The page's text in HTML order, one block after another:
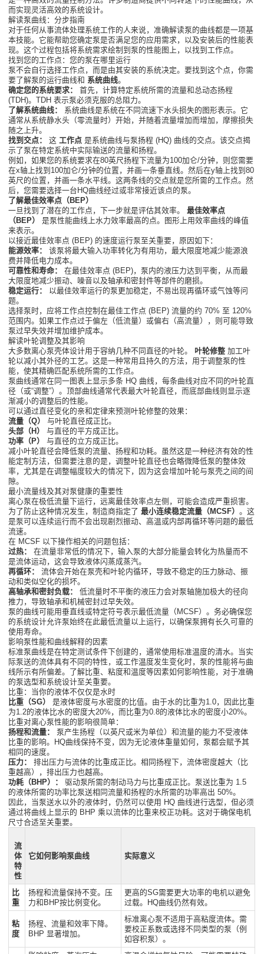
而实现灵活高效的系统设计。
解读泵曲线：分步指南
对于任何从事流体处理系统工作的人来说，准确解读泵的曲线都是一项基
本技能。它能帮助您确定泵是否满足您的应用需求，以及安装后的性能表
现。这个过程包括将系统需求绘制到泵的性能图上，以找到工作点。
找到您的工作点：您的泵在哪里运行
泵不会自行选择工作点，而是由其安装的系统决定。要找到这个点，你需
要了解泵的运行曲线和 系统曲线。
确定您的系统要求：
首先，计算特定系统所需的流量和总动态扬程
(TDH)。TDH 表示泵必须克服的总阻力。
了解系统曲线：
系统曲线是系统在不同流速下水头损失的图形表示。它
通常从系统静水头（零流量时）开始，并随着流量增加而增加，摩擦损失
随之上升。
找到交点：
这工作点 是系统曲线与泵扬程 (HQ) 曲线的交点。该交点揭
示了泵在特定系统中实际输送的流量和扬程。
例如，如果您的系统要求在80英尺扬程下流量为100加仑/分钟，则您需要
在x轴上找到100加仑/分钟的位置，并画一条垂直线。然后在y轴上找到80
英尺的位置，并画一条水平线。这两条线的交点就是您所需的工作点。然
后，您需要选择一台HQ曲线经过或非常接近该点的泵。
了解最佳效率点（BEP）
一旦找到了潜在的工作点，下一步就是评估其效率。最佳效率点
（BEP）
是泵性能曲线上水力效率最高的点。图形上用效率曲线的峰值
来表示。
以接近最佳效率点 (BEP) 的速度运行泵至关重要，原因如下：
能源效率：
该泵将最大输入功率转化为有用功，最大限度地减少能源浪
费并降低电力成本。
可靠性和寿命：
在最佳效率点 (BEP)，泵内的液压力达到平衡，从而最
大限度地减少振动、噪音以及轴承和密封件等部件的磨损。
稳定运行：
以最佳效率运行的泵更加稳定，不易出现再循环或气蚀等问
题。
选择泵时，应将工作点控制在最佳工作点 (BEP) 流量的约 70% 至 120%
范围内。如果工作点过于偏左（低流量）或偏右（高流量），则可能导致
泵过早失效并增加维护成本。
解读叶轮调整及其影响
大多数离心泵壳体设计用于容纳几种不同直径的叶轮。 叶轮修整 加工叶
轮以减小其外径的工艺。这是一种常用且持久的方法，用于调整泵的性
能，使其精确匹配系统所需的工作点。
泵曲线通常在同一图表上显示多条 HQ 曲线，每条曲线对应不同的叶轮直
径（或“调整”）。顶部曲线通常代表最大叶轮直径，而底部曲线则显示逐
渐减小的调整后的性能。
可以通过直径变化的亲和定律来预测叶轮修整的效果：
流量（Q）
与叶轮直径成正比。
头部（H）
与直径的平方成正比。
功率（P）
与直径的立方成正比。
减小叶轮直径会降低泵的流量、扬程和功耗。虽然这是一种经济有效的性
能定制方法，但需要注意的是，调整叶轮直径也会略微降低泵的整体效
率，尤其是在调整幅度较大的情况下，因为这会增加叶轮与泵壳之间的间
隙。
最小流量线及其对泵健康的重要性
离心泵在极低流量下运行，远离最佳效率点左侧，可能会造成严重损害。
为了防止这种情况发生，制造商指定了最小连续稳定流量（MCSF）。这
是泵可以连续运行而不会出现剧烈振动、高温或内部再循环等问题的最低
流速。
在 MCSF 以下操作相关的问题包括：
过热：
在流量非常低的情况下，输入泵的大部分能量会转化为热量而不
是流体运动，这会导致液体闪蒸成蒸汽。
再循环：
流体会开始在泵壳和叶轮内循环，导致不稳定的压力脉动、振
动和类似空化的损坏。
高轴承和密封负载：
低流量时不平衡的液压力会对泵轴施加极大的径向
推力，导致轴承和机械密封过早失效。
泵的曲线可能用垂直线或特定符号表示最低流量（MCSF）。务必确保您
的系统设计允许泵始终在此最低流量以上运行，以确保泵拥有长久可靠的
使用寿命。
影响泵性能和曲线解释的因素
标准泵曲线是在特定测试条件下创建的，通常使用标准温度的清水。当实
际泵送的流体具有不同的特性，或工作温度发生变化时，泵的性能将与曲
线所示有所偏差。了解比重、粘度和温度等因素如何影响性能，对于准确
的泵选型和系统设计至关重要。
比重：当你的液体不仅仅是水时
比重（SG）
是液体密度与水密度的比值。由于水的比重为1.0，因此比重
为1.2的液体比水的密度大20%，而比重为0.8的液体比水的密度小20%。
比重对离心泵性能的影响很简单：
扬程和流量：
泵产生扬程（以英尺或米为单位）和流量的能力不受液体
比重的影响。HQ曲线保持不变，因为无论液体重量如何，泵都会赋予其
相同的速度。
压力：
排出压力与流体的比重成正比。相同扬程下，流体密度越大（比
重越高），排出压力也越高。
功耗（BHP）：
驱动泵所需的制动马力与比重成正比。泵送比重为 1.5
的液体所需的功率比泵送相同流量和扬程的水所需的功率高出 50%。
因此，当泵送水以外的液体时，仍然可以使用 HQ 曲线进行选型，但必须
通过将曲线上显示的 BHP 乘以流体的比重来校正功耗。这对于确保电机
尺寸合适至关重要。
流
体
特
性
它如何影响泵曲线 实际意义
比
重
扬程和流量保持不变。压
力和BHP按比例变化。
更高的SG需要更大功率的电机以避免
过载。HQ曲线仍然有效。
粘
度
扬程、流量和效率下降。
BHP 显著增加。
标准离心泵不适用于高粘度流体。需
要校正系数或选择不同类型的泵（例
如容积泵）。